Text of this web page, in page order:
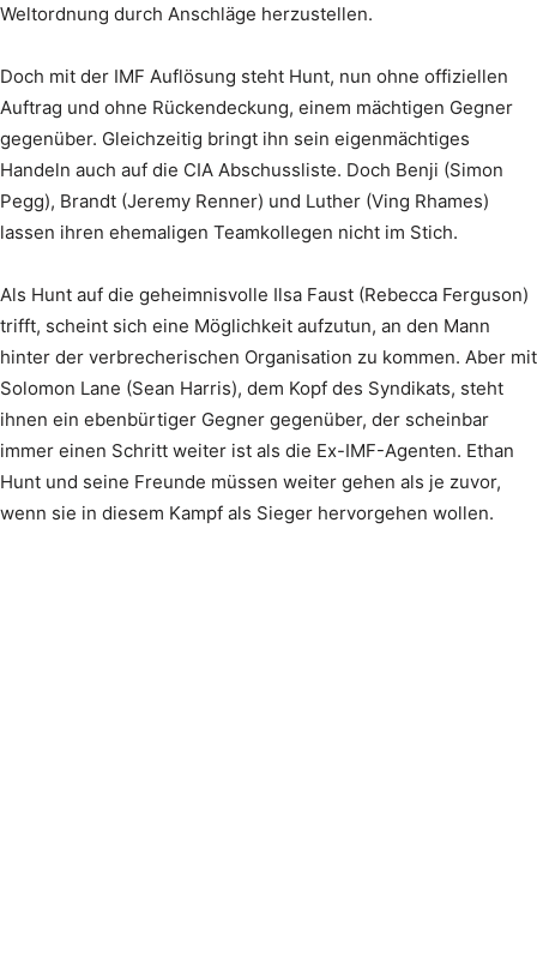
Weltordnung durch Anschläge herzustellen.
Doch mit der IMF Auflösung steht Hunt, nun ohne offiziellen
Auftrag und ohne Rückendeckung, einem mächtigen Gegner
gegenüber. Gleichzeitig bringt ihn sein eigenmächtiges
Handeln auch auf die CIA Abschussliste. Doch Benji (Simon
Pegg), Brandt (Jeremy Renner) und Luther (Ving Rhames)
lassen ihren ehemaligen Teamkollegen nicht im Stich.
Als Hunt auf die geheimnisvolle Ilsa Faust (Rebecca Ferguson)
trifft, scheint sich eine Möglichkeit aufzutun, an den Mann
hinter der verbrecherischen Organisation zu kommen. Aber mit
Solomon Lane (Sean Harris), dem Kopf des Syndikats, steht
ihnen ein ebenbürtiger Gegner gegenüber, der scheinbar
immer einen Schritt weiter ist als die Ex-IMF-Agenten. Ethan
Hunt und seine Freunde müssen weiter gehen als je zuvor,
wenn sie in diesem Kampf als Sieger hervorgehen wollen.